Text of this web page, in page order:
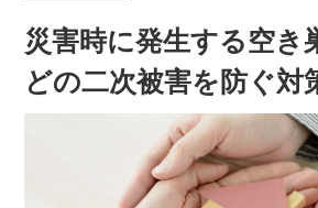
災害時に発生する空き
どの二次被害を防ぐ対